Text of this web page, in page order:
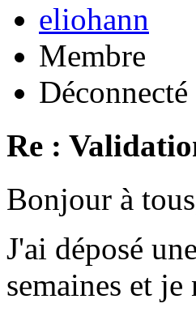
eliohann
Membre
Déconnecté
Re :
Bonjour à
J'ai déposé
semaines et